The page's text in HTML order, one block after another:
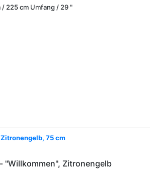
/ 225 cm Umfang / 29 "
75 cm
"Willkommen", Zitronengelb